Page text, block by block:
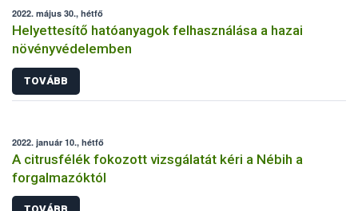
2022. május 30., hétfő
Helyettesítő hatóanyagok felhasználása a hazai
növényvédelemben
TOVÁBB
2022. január 10., hétfő
A citrusfélék fokozott vizsgálatát kéri a Nébih a
forgalmazóktól